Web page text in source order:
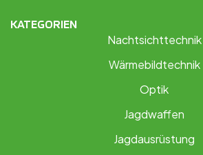
KATEGORIEN
Nachtsichttechnik
Wärmebildtechnik
Optik
Jagdwaffen
Jagdausrüstung